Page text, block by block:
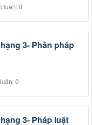
luận: 0
3- Phần pháp
0
3- Pháp luật